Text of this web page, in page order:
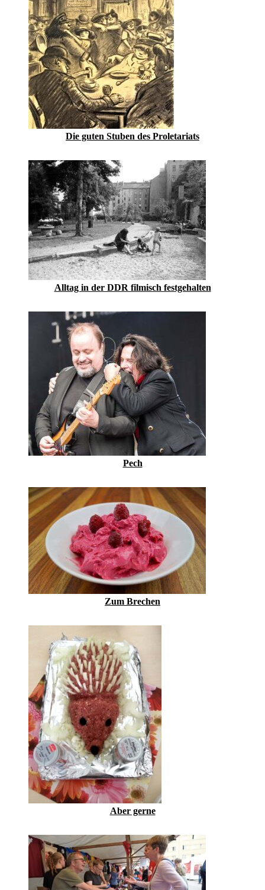
Die guten Stuben des Proletariats
Alltag in der DDR filmisch festgehalten
Pech
Zum Brechen
Aber gerne